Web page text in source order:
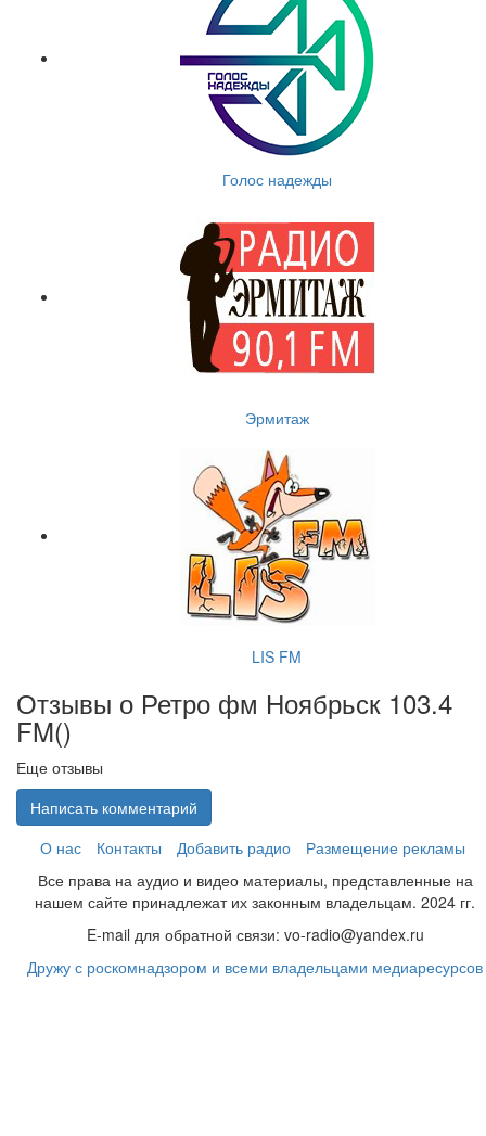
Голос надежды
Эрмитаж
LIS FM
Отзывы о Ретро фм Ноябрьск 103.4
FM()
Еще отзывы
Написать комментарий
О нас
Контакты Добавить радио
Размещение рекламы
Все права на аудио и видео материалы, представленные на
нашем сайте принадлежат их законным владельцам. 2024 гг.
E-mail для обратной связи: vo-radio@yandex.ru
Дружу с роскомнадзором и всеми владельцами медиаресурсов